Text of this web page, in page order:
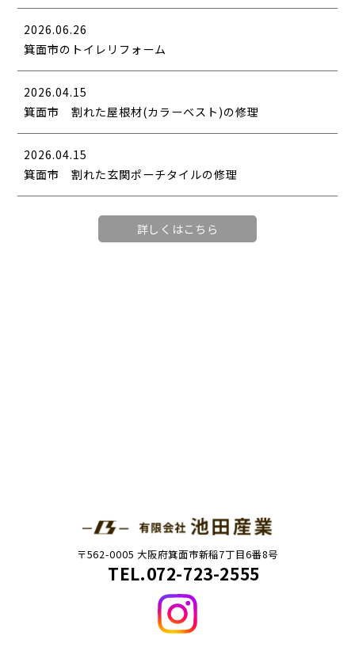
2026.06.26
箕面市のトイレリフォーム
2026.04.15
箕面市 割れた屋根材(カラーベスト)の修理
2026.04.15
箕面市 割れた玄関ポーチタイルの修理
詳しくはこちら
〒562-0005 大阪府箕面市新稲7丁目6番8号
TEL.072-723-2555